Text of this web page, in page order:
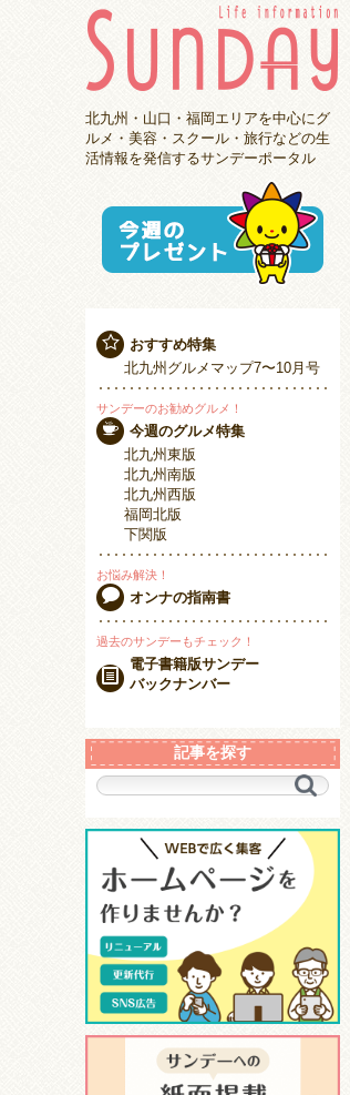
北九州・山口・福岡エリアを中心にグ
ルメ・美容・スクール・旅行などの生
活情報を発信するサンデーポータル
おすすめ特集
北九州グルメマップ7〜10月号
サンデーのお勧めグルメ！
今週のグルメ特集
北九州東版
北九州南版
北九州西版
福岡北版
下関版
お悩み解決！
オンナの指南書
過去のサンデーもチェック！
電子書籍版サンデー
バックナンバー
記事を探す
キ
で
探
す